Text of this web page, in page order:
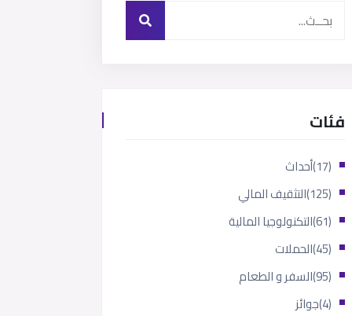
فئات
أحداث
(17)
التثقيف المالي
(125)
التكنولوجيا المالية
(61)
الحملات
(45)
السفر و الطعام
(95)
جوائز (4)